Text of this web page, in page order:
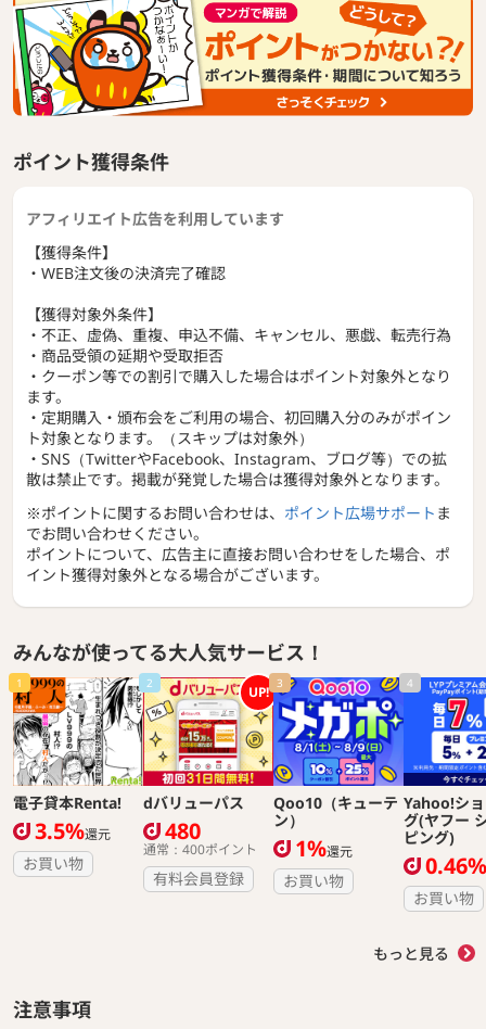
4)消費者と生産者を繋ぐ！
規格外の商品の販売や、お客様の感想を生産者へ共有するな
ど、
食べる人と作る人を繋ぎ、より良い関係性の構築を目指して
います。
お中元、母の日、お誕生日など、大切な方への贈り物にギフ
トサービスをご用意。
します。(一部地域は翌々日到着)
6)お得な定期便
最大15％オフの定期便サービスをご用意。
期間や解約金などの縛りが無く、安心してお申込みいただけ
ます。
ポイント獲得条件
アフィリエイト広告を利用しています
【獲得条件】
・WEB注文後の決済完了確認
【獲得対象外条件】
・不正、虚偽、重複、申込不備、キャンセル、悪戯、転売行為
・商品受領の延期や受取拒否
・クーポン等での割引で購入した場合はポイント対象外となり
ます。
・定期購入・頒布会をご利用の場合、初回購入分のみがポイン
ト対象となります。（スキップは対象外）
・SNS（TwitterやFacebook、Instagram、ブログ等）での拡
散は禁止です。掲載が発覚した場合は獲得対象外となります。
※ポイントに関するお問い合わせは、 ポイント広場サポート ま
でお問い合わせください。
ポイントについて、広告主に直接お問い合わせをした場合、ポ
イント獲得対象外となる場合がございます。
みんなが使ってる大人気サービス！
1
電子貸本Renta!
3.5%還元
お買い物
2 UP!
dバリューパス
480
通常：400ポイント
有料会員登録
3
Qoo10（キューテ
ン）
1%還元
お買い物
4
Yahoo!シ
グ(ヤフー
ピング)
0.46%
お買い物
もっと見る
注意事項